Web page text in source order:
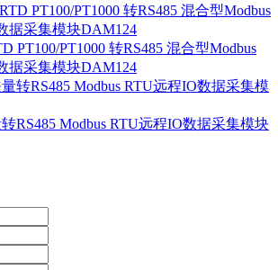
PT100/PT1000 转RS485 混合型Modbus
据采集模块DAM124
RS485 Modbus RTU远程IO数据采集模块